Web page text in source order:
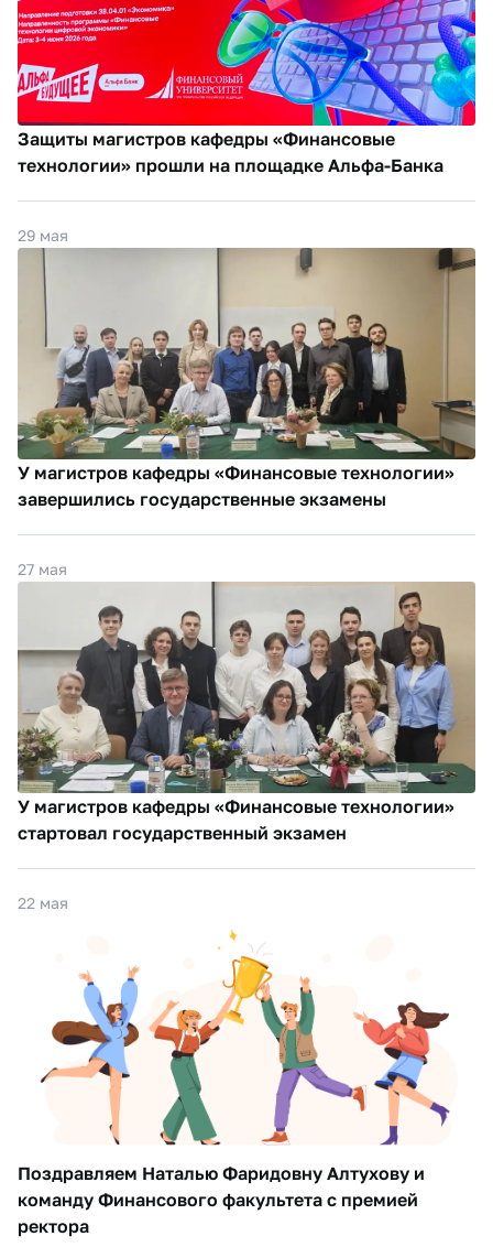
Защиты магистров кафедры «Финансовые
технологии» прошли на площадке Альфа-Банка
29 мая
У магистров кафедры «Финансовые технологии»
завершились государственные экзамены
27 мая
У магистров кафедры «Финансовые технологии»
стартовал государственный экзамен
22 мая
Поздравляем Наталью Фаридовну Алтухову и
команду Финансового факультета с премией
ректора